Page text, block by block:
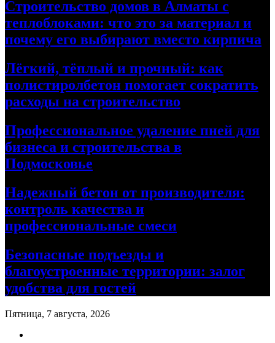
Строительство домов в Алматы с
теплоблоками: что это за материал и
почему его выбирают вместо кирпича
Лёгкий, тёплый и прочный: как
полистиролбетон помогает сократить
расходы на строительство
Профессиональное удаление пней для
бизнеса и строительства в
Подмосковье
Надежный бетон от производителя:
контроль качества и
профессиональные смеси
Безопасные подъезды и
благоустроенные территории: залог
удобства для гостей
Пятница, 7 августа, 2026